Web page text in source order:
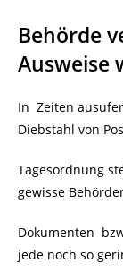
Behörde
Ausweise
In Zeiten
Diebstahl von
Tagesordnung
gewisse
Dokumenten
jede noch so